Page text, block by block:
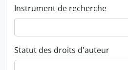
Instrument de recherche
Statut des droits d'auteur